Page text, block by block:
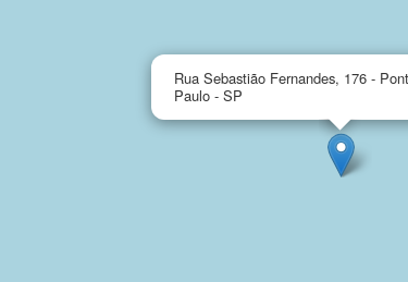
Rua Sebastião Fernandes, 176 -
Paulo - SP